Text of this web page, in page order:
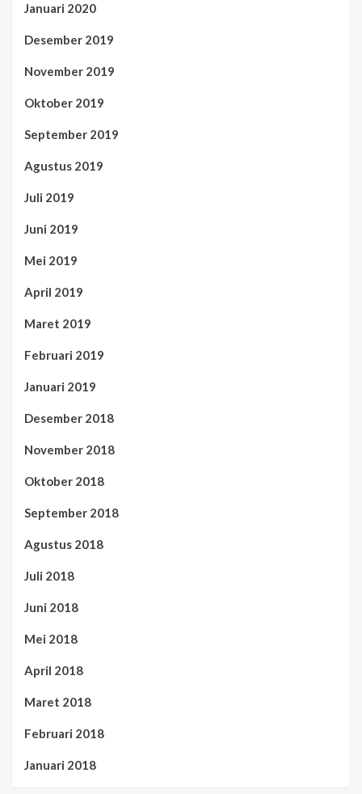
Januari 2020
Desember 2019
November 2019
Oktober 2019
September 2019
Agustus 2019
Juli 2019
Juni 2019
Mei 2019
April 2019
Maret 2019
Februari 2019
Januari 2019
Desember 2018
November 2018
Oktober 2018
September 2018
Agustus 2018
Juli 2018
Juni 2018
Mei 2018
April 2018
Maret 2018
Februari 2018
Januari 2018